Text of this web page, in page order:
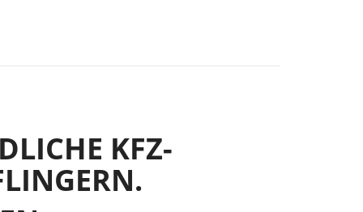
KFZ-